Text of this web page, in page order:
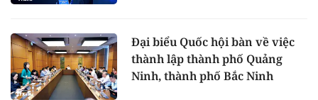
Đại biểu Quốc hội bàn về việc
thành lập thành phố Quảng
Ninh, thành phố Bắc Ninh